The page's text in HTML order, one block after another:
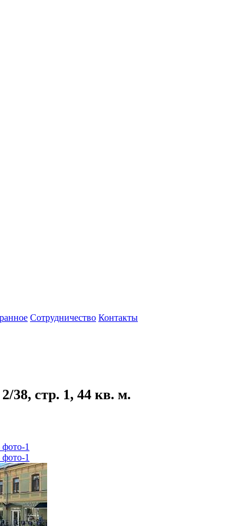
Сотрудничество Контакты
38, стр. 1, 44 кв. м.